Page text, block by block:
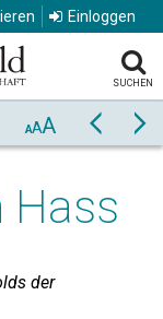
Einloggen
SUCHEN
AAA Zurück
Hass
der